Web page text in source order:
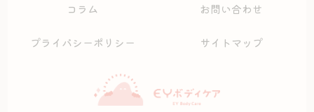
コラム お問い合わせ
プライバシーポリシー サイトマップ